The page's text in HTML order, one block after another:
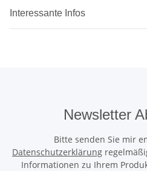
Interessante Infos
Newsletter
Bitte senden Sie mir
Datenschutzerklärung
Informationen zu Ihrem